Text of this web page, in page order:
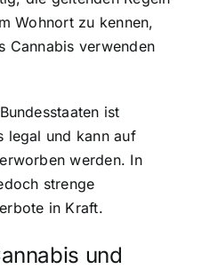
Wohnort zu kennen,
Cannabis verwenden
ist
legal und kann auf
werden. In
strenge
in Kraft.
und